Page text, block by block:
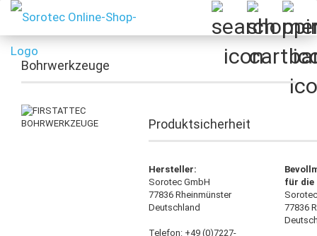
Bohrwerkzeuge
Produktsicherheit
Hersteller:
Sorotec GmbH
77836 Rheinmünster
Deutschland
Telefon: +49 (0)7227-
für die
77836